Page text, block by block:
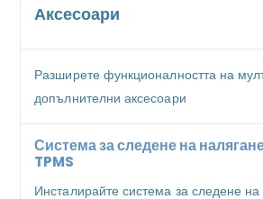
Аксесоари
Разширете функционалността на
допълнителни аксесоари
Система за следене на
TPMS
Инсталирайте система за следене на